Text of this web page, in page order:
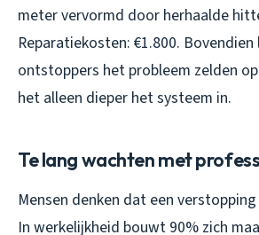
meter vervormd door herhaalde
Reparatiekosten: €1.800.
ontstoppers het probleem zelden
het alleen dieper het systeem in.
Te lang wachten met
Mensen denken dat een
In werkelijkheid bouwt 90% zich